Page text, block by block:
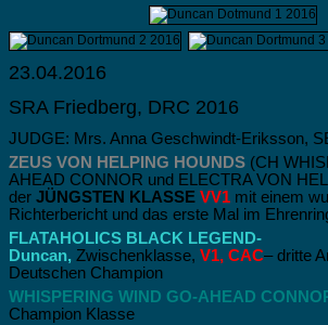
23.04.2016
SRA Friedberg, DRC 2016
JUDGE: Mrs. Anna Geschwindt-Eriksson,
ZEUS VON HELPING HOUNDS (CH
AHEAD CONNOR und ELECTRA VON
der JÜNGSTEN KLASSE VV1 mit einem
Richterbericht und das erste Mal im
FLATAHOLICS BLACK LEGEND-
Duncan, Zwischenklasse, V1, CAC– dritte
Deutschen Champion
WHISPERING WIND GO-AHEAD
Champion Klasse